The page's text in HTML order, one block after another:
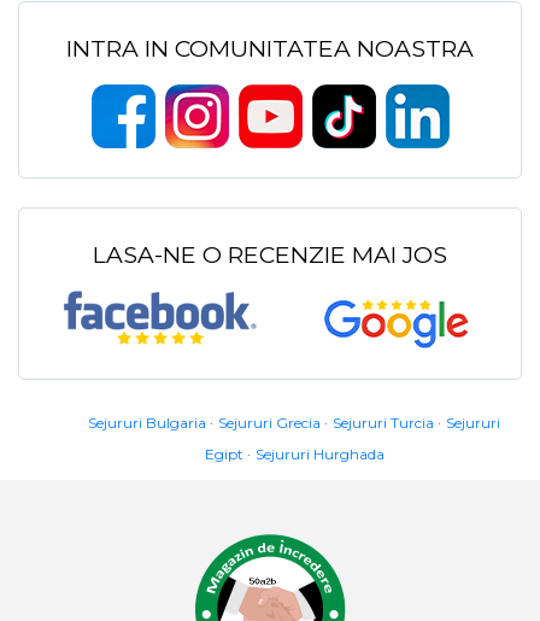
INTRA IN COMUNITATEA NOASTRA
LASA-NE O RECENZIE MAI JOS
Sejururi Bulgaria Sejururi Grecia Sejururi Turcia
Sejururi
Egipt
Sejururi Hurghada